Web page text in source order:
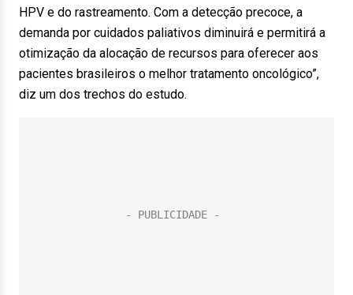
HPV e do rastreamento. Com a detecção precoce, a
demanda por cuidados paliativos diminuirá e permitirá a
otimização da alocação de recursos para oferecer aos
pacientes brasileiros o melhor tratamento oncológico”,
diz um dos trechos do estudo.